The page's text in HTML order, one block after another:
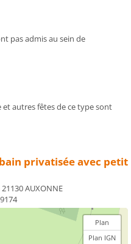
pas admis au sein de
autres fêtes de ce type sont
privatisée avec petit
AUXONNE
Plan
Plan IGN